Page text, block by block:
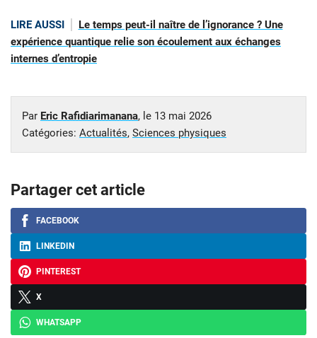
LIRE AUSSI
Le temps peut-il naître de l’ignorance ? Une
expérience quantique relie son écoulement aux échanges
internes d’entropie
Par Eric Rafidiarimanana, le 13 mai 2026
Catégories: Actualités, Sciences physiques
Partager cet article
FACEBOOK
LINKEDIN
PINTEREST
X
WHATSAPP